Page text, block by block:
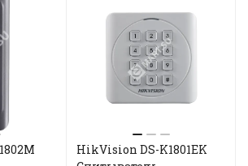
HikVision DS-K1801EK